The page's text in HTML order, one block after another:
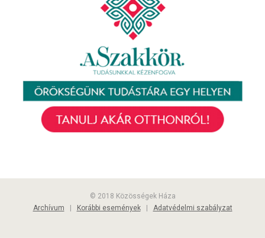
© 2018 Közösségek Háza
Archívum
Korábbi események| Adatvédelmi szabályzat